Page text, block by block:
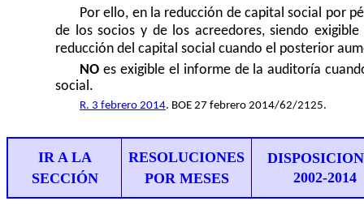
Por ello, en la reducción de capital social por
de los socios y de los acreedores, siendo exigible
reducción del capital social cuando el posterior
NO es exigible el informe de la auditoría
social.
R. 3 febrero 2014. BOE 27 febrero 2014/62/2125.
IR A LA
SECCIÓN
RESOLUCIONES
POR MESES
2002-2014